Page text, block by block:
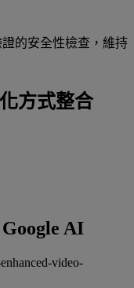
的安全性檢查，維持
方式整合
AI